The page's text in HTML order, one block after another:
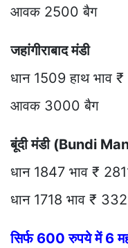
आवक 2500 बैग
जहांगीराबाद मंडी
धान 1509 हाथ भाव
आवक 3000 बैग
बूंदी मंडी (Bundi
धान 1847 भाव ₹
धान 1718 भाव ₹
सिर्फ 600 रुपये में 6